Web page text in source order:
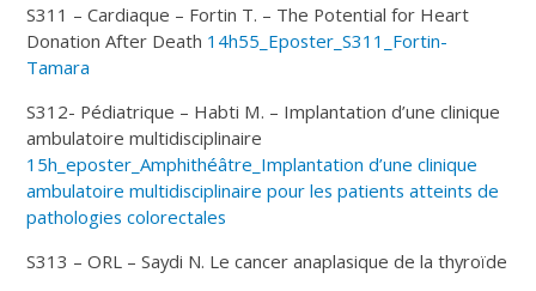
S311 – Cardiaque – Fortin T. – The Potential for Heart
Donation After Death 14h55_Eposter_S311_Fortin-
Tamara
S312- Pédiatrique – Habti M. – Implantation d’une clinique
ambulatoire multidisciplinaire
15h_eposter_Amphithéâtre_Implantation d’une clinique
ambulatoire multidisciplinaire pour les patients atteints de
pathologies colorectales
S313 – ORL – Saydi N. Le cancer anaplasique de la thyroïde